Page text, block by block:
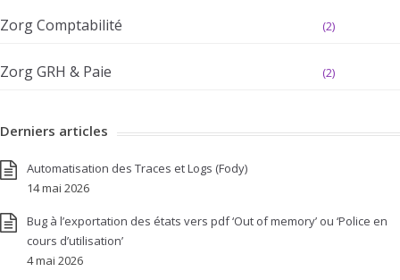
Zorg Comptabilité (2)
Zorg GRH & Paie (2)
Derniers articles
Automatisation des Traces et Logs (Fody)
14 mai 2026
Bug à l’exportation des états vers pdf ‘Out of memory’ ou ‘Police en
cours d’utilisation’
4 mai 2026